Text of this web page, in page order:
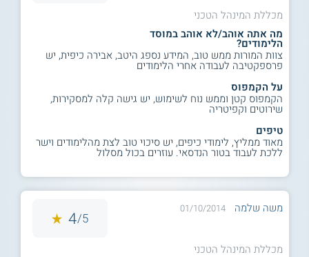
מכללת המינהל הטכני
מה אתה אוהב/לא אוהב במוסד
הלימודים?
צוות המורות ממש טוב, המידע נספג היטב, אבירה כיפית, יש
פרספקטיבה לעבודה אחרי הלימודים
על הקמפוס
הקמפוס קטן וממש נוח לשימוש, יש גישה קלה למסקירות,
שירוטים וקפיטריה
טיפים
מאוד ממליץ, לימודי כיפים, יש סיכוי טוב לצת מהלימודים וישר
ללכת לעבוד בטור הנדסאי. עוזרים בכול מסלול
משה שלמה 01/10/2014
5/
4
מכללת המינהל הטכני